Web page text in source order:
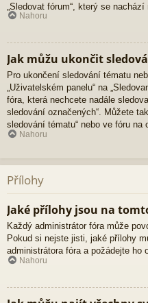
„Sledovat fórum“, který se nachází
Nahoru
Jak můžu ukončit
Pro ukončení sledování tématu
„Uživatelském panelu“ na
fóra, která nechcete nadále
sledování označených“. Můžete
sledování tématu“ nebo ve fóru na
Nahoru
Přílohy
Jaké přílohy jsou na
Každý administrátor fóra může
Pokud si nejste jisti, jaké přílohy
administrátora fóra a požádejte ho
Nahoru